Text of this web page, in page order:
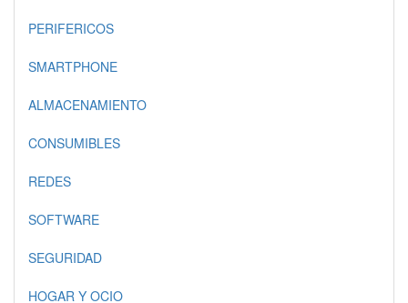
PERIFERICOS
SMARTPHONE
ALMACENAMIENTO
CONSUMIBLES
REDES
SOFTWARE
SEGURIDAD
HOGAR Y OCIO